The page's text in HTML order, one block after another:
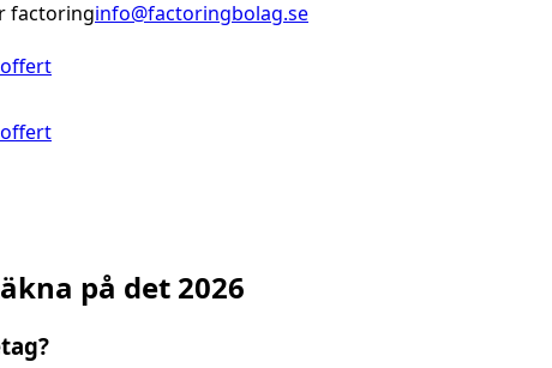
factoringinfo@factoringbolag.se
offert
offert
på det 2026